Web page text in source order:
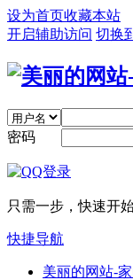
设为首页收藏本站
开启辅助访问 切换
密码
只需一步，快速开
快捷导航
美丽的网站-